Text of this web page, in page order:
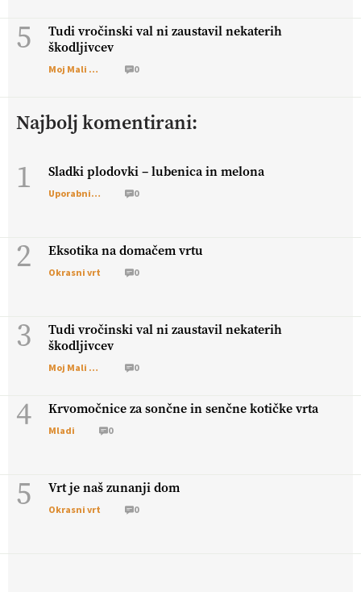
5
Tudi vročinski val ni zaustavil nekaterih
škodljivcev
Moj Mali Svet 0
Najbolj komentirani:
1 Sladki plodovki – lubenica in melona
Uporabni vrt 0
2 Eksotika na domačem vrtu
Okrasni vrt 0
3
Tudi vročinski val ni zaustavil nekaterih
škodljivcev
Moj Mali Svet 0
4 Krvomočnice za sončne in senčne kotičke vrta
Mladi 0
5 Vrt je naš zunanji dom
Okrasni vrt 0